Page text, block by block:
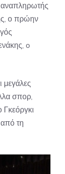
ο πρώην
o
σπορ,
τη